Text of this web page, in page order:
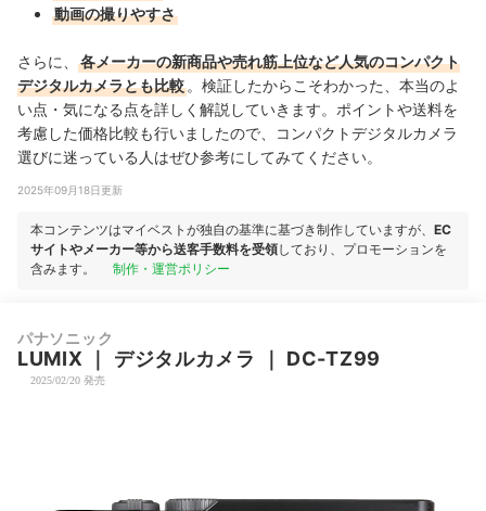
動画の撮りやすさ
さらに、
各メーカーの新商品や売れ筋上位など人気のコンパクト
デジタルカメラとも比較 。検証したからこそわかった、本当のよ
い点・気になる点を詳しく解説していきます。ポイントや送料を
考慮した価格比較も行いましたので、コンパクトデジタルカメラ
選びに迷っている人はぜひ参考にしてみてください。
2025年09月18日更新
本コンテンツはマイベストが独自の基準に基づき制作していますが、 EC
サイトやメーカー等から送客手数料を受領しており、プロモーションを
含みます。
制作・運営ポリシー
パナソニック
LUMIX デジタルカメラ DC-TZ99
2025/02/20 発売